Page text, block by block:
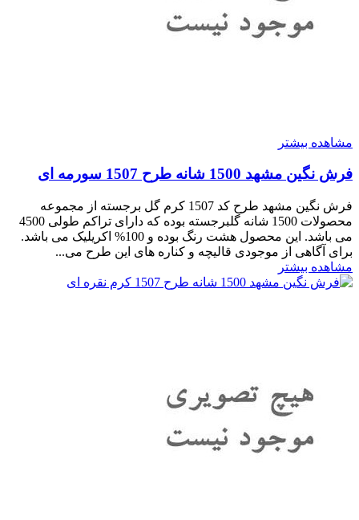
مشاهده بیشتر
فرش نگین مشهد 1500 شانه طرح 1507 سورمه ای
فرش نگین مشهد طرح کد 1507 کرم گل برجسته از مجموعه
محصولات 1500 شانه گلبرجسته بوده که دارای تراکم طولی 4500
می باشد. این محصول هشت رنگ بوده و 100% اکریلیک می باشد.
برای آگاهی از موجودی قالیچه و کناره های این طرح می...
مشاهده بیشتر